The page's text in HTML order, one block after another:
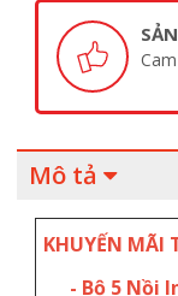
Mô tả
KHUYẾN MÃI
- Bộ 5 Nồi